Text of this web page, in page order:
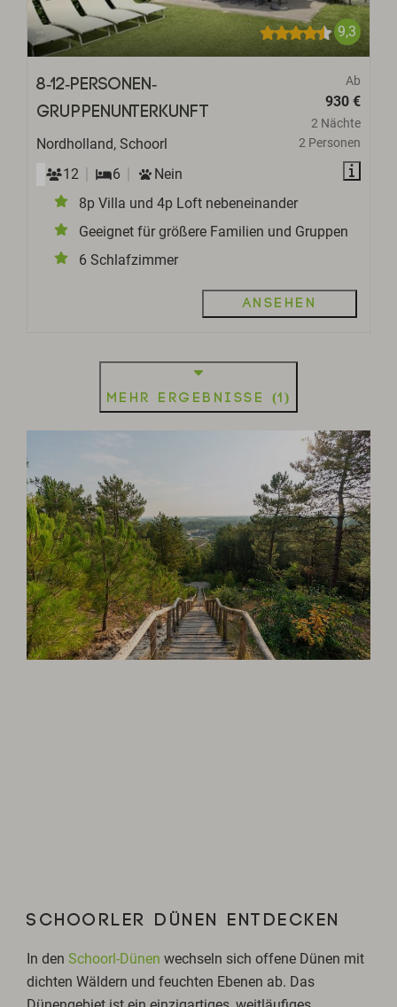
9,3
Ab
930 €
2 Nächte
2 Personen
8-12-Personen-
Gruppenunterkunft
Nordholland, Schoorl
12
6
Nein
8p Villa und 4p Loft nebeneinander
Geeignet für größere Familien und Gruppen
6 Schlafzimmer
Ansehen
Mehr Ergebnisse (1)
SCHOORLER DÜNEN ENTDECKEN
In denSchoorl-Dünen wechseln sich offene Dünen mit
dichten Wäldern und feuchten Ebenen ab. Das